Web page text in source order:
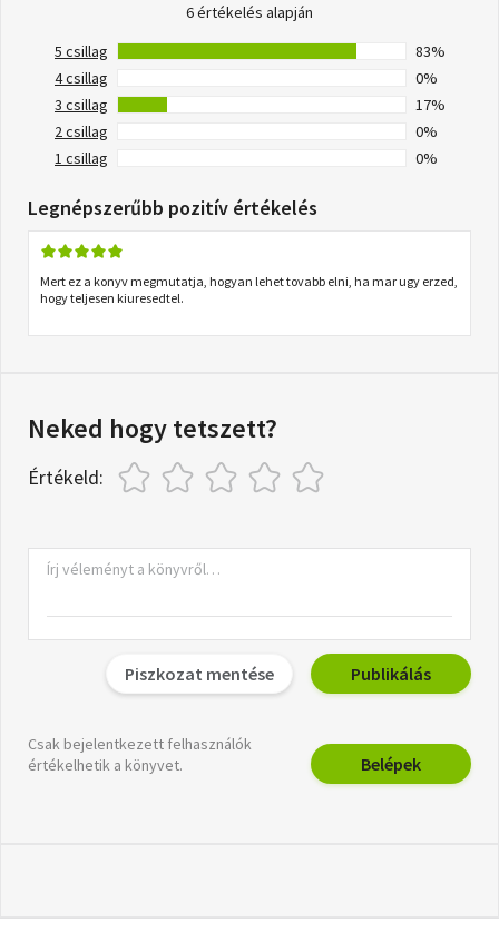
6 értékelés alapján
5 csillag
83%
4 csillag
0%
3 csillag
17%
2 csillag
0%
1 csillag
0%
Legnépszerűbb pozitív értékelés
Mert ez a konyv megmutatja, hogyan lehet tovabb elni, ha mar ugy erzed,
hogy teljesen kiuresedtel.
Neked hogy tetszett?
Értékeld:
Piszkozat mentése Publikálás
Csak bejelentkezett felhasználók
értékelhetik a könyvet.
Belépek